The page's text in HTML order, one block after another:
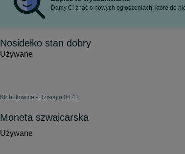
Damy Ci znać o nowych ogłoszeniach, które do
Nosidełko stan dobry
Używane
Kłobukowice - Dzisiaj o 04:41
Moneta szwajcarska
Używane